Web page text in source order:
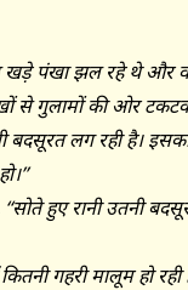
खड़े पंखा झल रहे थे और
से गुलामों की ओर
बदसूरत लग रही है।
हुए रानी उतनी
गहरी मालूम हो